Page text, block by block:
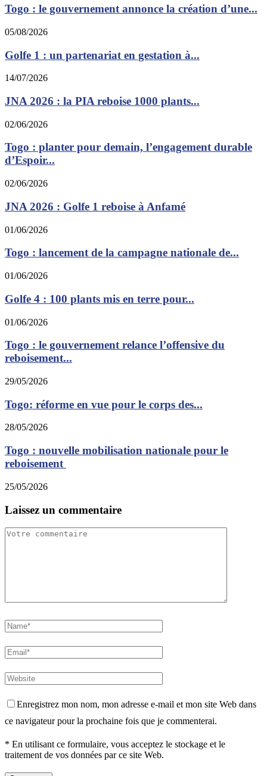
Togo : le gouvernement annonce la création d’une...
05/08/2026
Golfe 1 : un partenariat en gestation à...
14/07/2026
JNA 2026 : la PIA reboise 1000 plants...
02/06/2026
Togo : planter pour demain, l’engagement durable
d’Espoir...
02/06/2026
JNA 2026 : Golfe 1 reboise à Anfamé
01/06/2026
Togo : lancement de la campagne nationale de...
01/06/2026
Golfe 4 : 100 plants mis en terre pour...
01/06/2026
Togo : le gouvernement relance l’offensive du
reboisement...
29/05/2026
Togo: réforme en vue pour le corps des...
28/05/2026
Togo : nouvelle mobilisation nationale pour le
reboisement
25/05/2026
Laissez un commentaire
Enregistrez mon nom, mon adresse e-mail et mon site Web dans
ce navigateur pour la prochaine fois que je commenterai.
* En utilisant ce formulaire, vous acceptez le stockage et le
traitement de vos données par ce site Web.